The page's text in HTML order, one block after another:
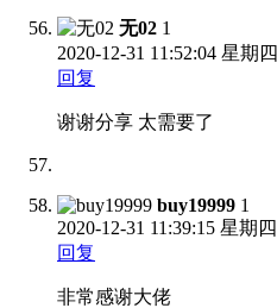
无02 1
2020-12-31 11:52:04 星期四
回复
谢谢分享 太需要了
buy19999 1
2020-12-31 11:39:15 星期四
回复
非常感谢大佬